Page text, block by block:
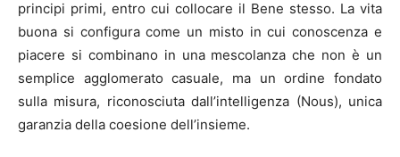
principi primi, entro cui collocare il Bene stesso. La vita
buona si configura come un misto in cui conoscenza e
piacere si combinano in una mescolanza che non è un
semplice agglomerato casuale, ma un ordine fondato
sulla misura, riconosciuta dall’intelligenza (Nous), unica
garanzia della coesione dell’insieme.